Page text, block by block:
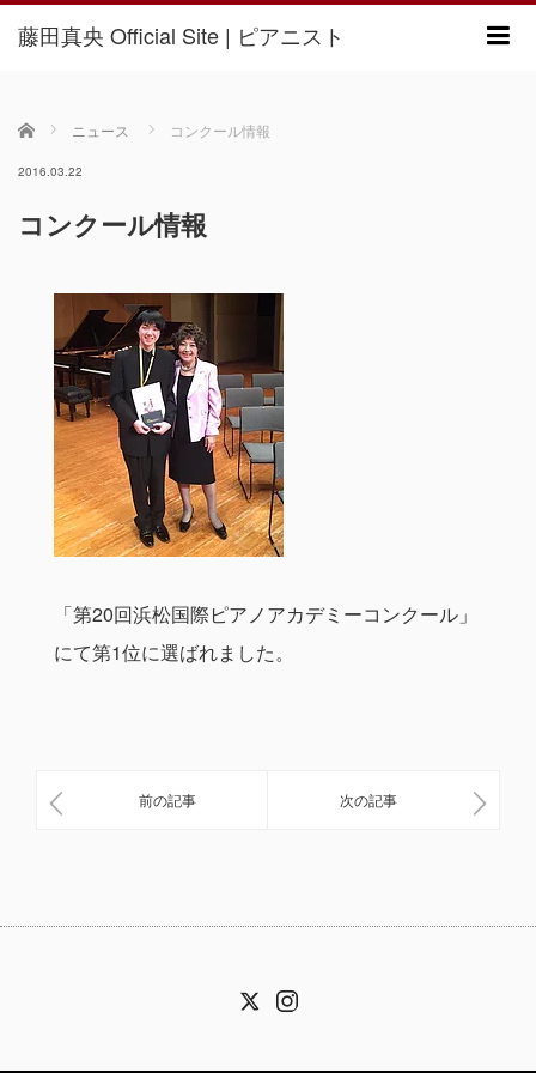
藤田真央 Official Site | ピアニスト
ホーム ニュース コンクール情報
2016.03.22
コンクール情報
「第20回浜松国際ピアノアカデミーコンクール」
にて第1位に選ばれました。
前の記事 次の記事
Twitter